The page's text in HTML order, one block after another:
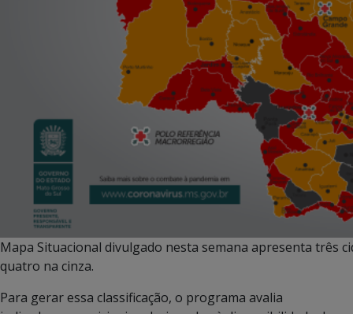
Mapa Situacional divulgado nesta semana apresenta três
quatro na cinza.
Para gerar essa classificação, o programa avalia